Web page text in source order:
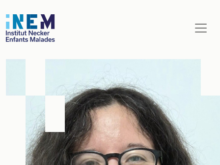
Aller au contenu principal